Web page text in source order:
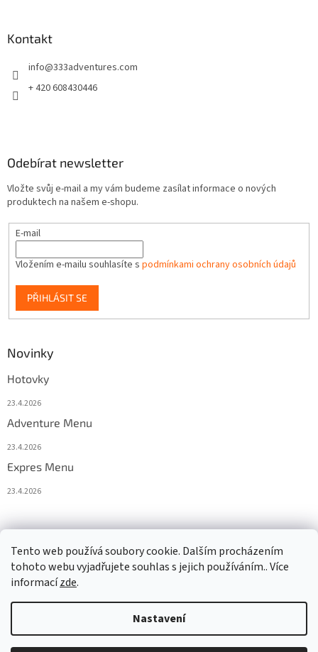
Tento web používá soubory cookie. Dalším procházením
tohoto webu vyjadřujete souhlas s jejich používáním.. Více
informacízde.
Nastavení
Kontakt
info@333adventures.com
+ 420 608430446
Odebírat newsletter
Vložte svůj e-mail a my vám budeme zasílat informace o nových
produktech na našem e-shopu.
E-mail
Vložením e-mailu souhlasíte s podmínkami ochrany osobních údajů
PŘIHLÁSIT SE
Novinky
Hotovky
23.4.2026
Adventure Menu
23.4.2026
Expres Menu
23.4.2026